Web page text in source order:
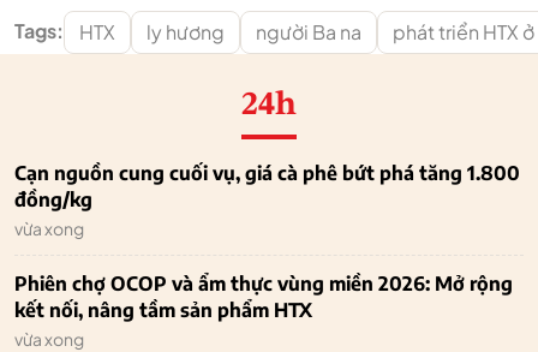
Tags: HTX ly hương người Ba na phát triển HTX
24h
Cạn nguồn cung cuối vụ, giá cà phê bứt phá tăng 1.800
đồng/kg
vừa xong
Phiên chợ OCOP và ẩm thực vùng miền 2026: Mở rộng
kết nối, nâng tầm sản phẩm HTX
vừa xong